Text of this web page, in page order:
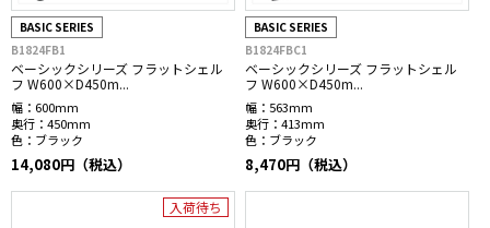
BASIC SERIES
B1824FB1
ベーシックシリーズ フラットシェル
フ W600×D450m...
幅： 600mm
奥行： 450mm
色： ブラック
14,080円（税込）
BASIC SERIES
B1824FBC1
ベーシックシリーズ フラットシェル
フ W600×D450m...
幅： 563mm
奥行： 413mm
色： ブラック
8,470円（税込）
入荷待ち